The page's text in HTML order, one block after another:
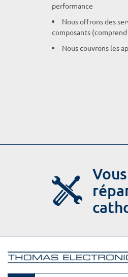
performance
Nous offrons des
composants (comprend
Nous couvrons les